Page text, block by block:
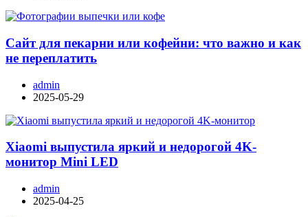
Сайт для пекарни или кофейни: что важно и как
не переплатить
admin
2025-05-29
Xiaomi выпустила яркий и недорогой 4K-
монитор Mini LED
admin
2025-04-25